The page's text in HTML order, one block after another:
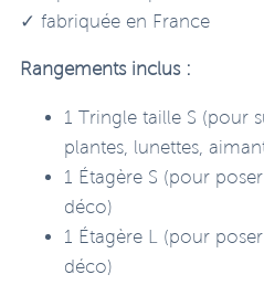
✓ fabriquée en France
Rangements inclus :
1 Tringle taille S (pour
plantes, lunettes,
1 Étagère S (pour
déco)
1 Étagère L (pour
déco)